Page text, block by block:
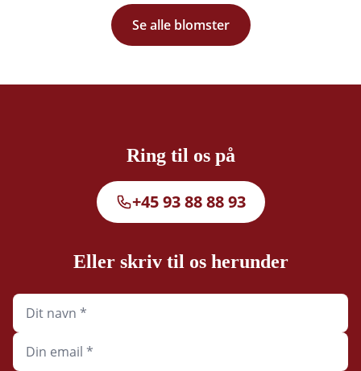
Se alle blomster
Ring til os på
+45 93 88 88 93
Eller skriv til os herunder